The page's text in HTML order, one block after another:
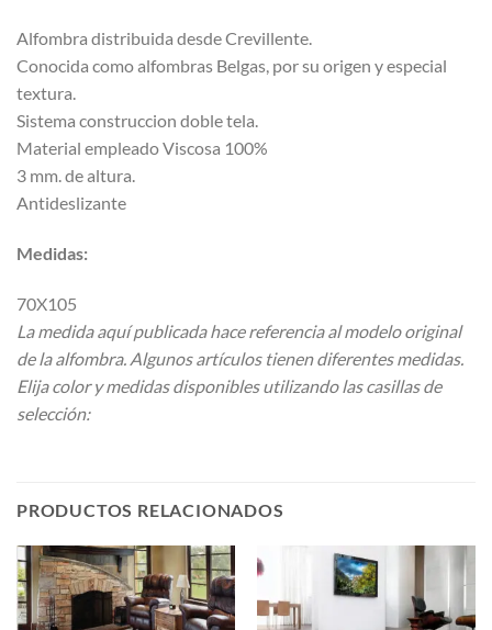
Alfombra distribuida desde Crevillente.
Conocida como alfombras Belgas, por su origen y especial
textura.
Sistema construccion doble tela.
Material empleado Viscosa 100%
3 mm. de altura.
Antideslizante
Medidas:
70X105
La medida aquí publicada hace referencia al modelo original
de la alfombra. Algunos artículos tienen diferentes medidas.
Elija color y medidas disponibles utilizando las casillas de
selección:
PRODUCTOS RELACIONADOS